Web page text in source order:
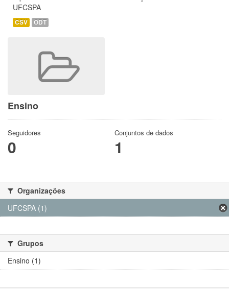
UFCSPA
CSV ODT
Ensino
Seguidores
0
Conjuntos de dados
1
Organizações
UFCSPA (1)
Grupos
Ensino (1)